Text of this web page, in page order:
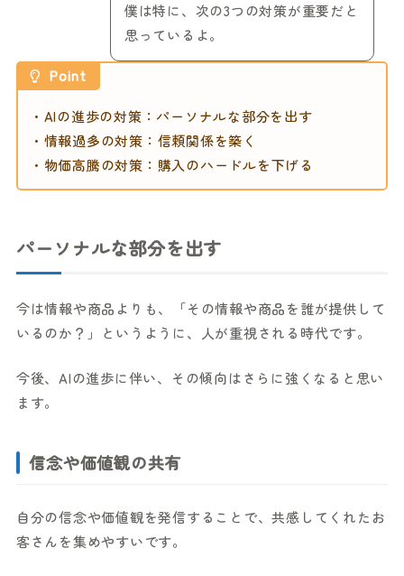
僕は特に、次の3つの対策が重要だと
思っているよ。
Point
・AIの進歩の対策：パーソナルな部分を出す
・情報過多の対策：信頼関係を築く
・物価高騰の対策：購入のハードルを下げる
パーソナルな部分を出す
今は情報や商品よりも、「その情報や商品を誰が提供して
いるのか？」というように、人が重視される時代です。
今後、AIの進歩に伴い、その傾向はさらに強くなると思い
ます。
信念や価値観の共有
自分の信念や価値観を発信することで、共感してくれたお
客さんを集めやすいです。